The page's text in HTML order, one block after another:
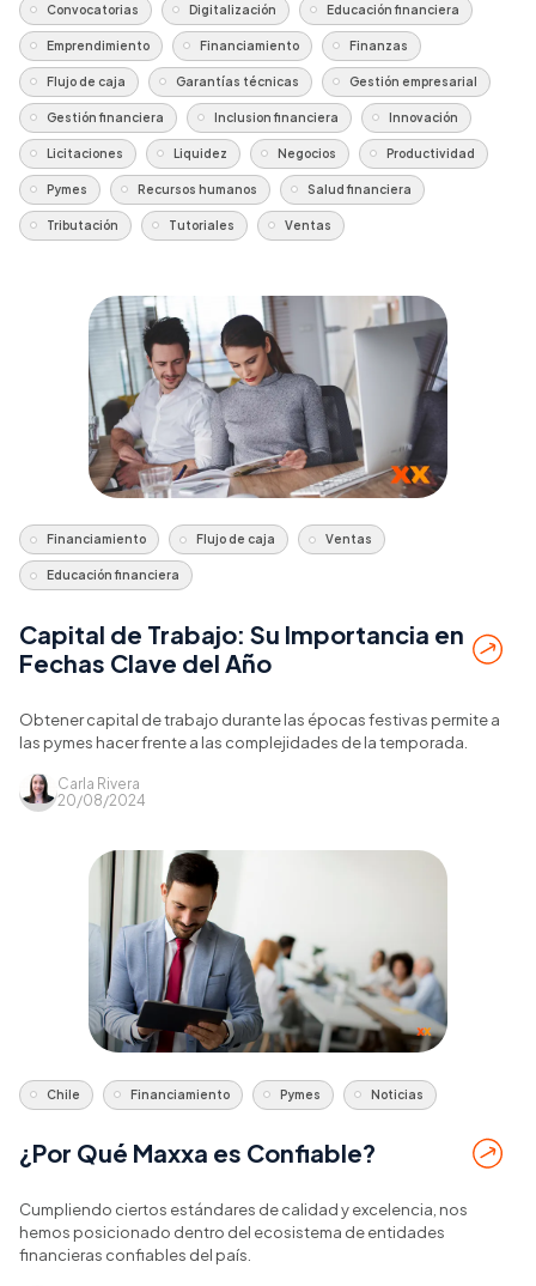
Convocatorias Digitalización Educación financiera
Emprendimiento Financiamiento Finanzas
Flujo de caja Garantías técnicas Gestión empresarial
Gestión financiera Inclusion financiera Innovación
Licitaciones Liquidez Negocios Productividad
Pymes Recursos humanos Salud financiera
Tributación Tutoriales Ventas
Financiamiento Flujo de caja Ventas
Educación financiera
Capital de Trabajo: Su Importancia en
Fechas Clave del Año
Obtener capital de trabajo durante las épocas festivas permite a
las pymes hacer frente a las complejidades de la temporada.
Carla Rivera
20/08/2024
Chile Financiamiento Pymes Noticias
¿Por Qué Maxxa es Confiable?
Cumpliendo ciertos estándares de calidad y excelencia, nos
hemos posicionado dentro del ecosistema de entidades
financieras confiables del país.